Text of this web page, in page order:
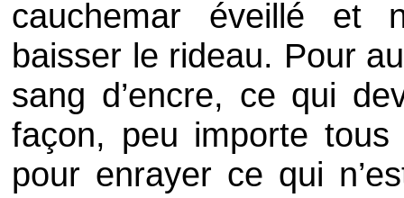
cauchemar éveillé et
baisser le rideau. Pour
sang d’encre, ce qui
façon, peu importe
pour enrayer ce qui